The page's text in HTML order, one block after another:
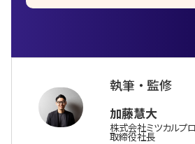
執筆 ・ 監修
加藤慧大
株式会社ミツカルプ
取締役社長